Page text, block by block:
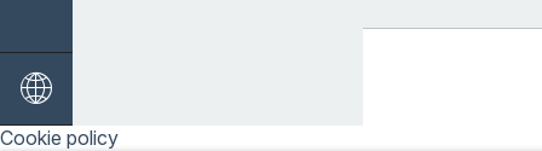
Cookie policy